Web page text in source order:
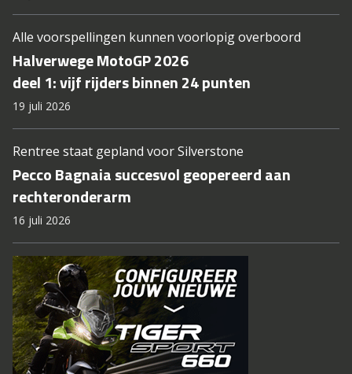
Alle voorspellingen kunnen voorlopig overboord
Halverwege MotoGP 2026
deel 1: vijf rijders binnen 24 punten
19 juli 2026
Rentree staat gepland voor Silverstone
Pecco Bagnaia succesvol geopereerd aan
rechteronderarm
16 juli 2026